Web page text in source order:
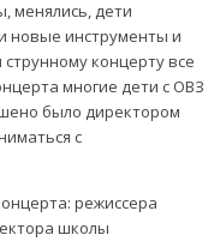
менялись, дети
новые инструменты и
струнному концерту все
многие дети с ОВЗ
было директором
с
режиссера
школы